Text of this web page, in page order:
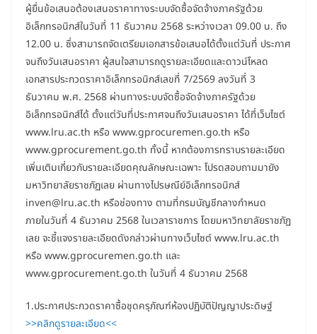
ผู้ยื่นข้อเสนอต้องเสนอราคาทางระบบจัดซื้อจัดจ้างภาครัฐด้วย
อิเล็กทรอนิกส์ในวันที่ 11 ธันวาคม 2568 ระหว่างเวลา 09.00 น. ถึง
12.00 น. ซึ่งสามารถจัดเตรียมเอกสารข้อเสนอได้ตั้งแต่วันที่ ประกาศ
จนถึงวันเสนอราคา ผู้สนใจสามารถดูรายละเอียดและดาวน์โหลด
เอกสารประกวดราคาอิเล็กทรอนิกส์เลขที่ 7/2569 ลงวันที่ 3
ธันวาคม พ.ศ. 2568 ผ่านทางระบบจัดซื้อจัดจ้างภาครัฐด้วย
อิเล็กทรอนิกส์ได้ ตั้งแต่วันที่ประกาศจนถึงวันเสนอราคา ได้ที่เว็บไซต์
www.lru.ac.th หรือ www.gprocuremen.go.th หรือ
www.gprocurement.go.th ทั้งนี้ หากต้องการทราบรายละเอียด
เพิ่มเติมเกี่ยวกับรายละเอียดคุณลักษณะเฉพาะ โปรดสอบถามมายัง
มหาวิทยาลัยราชภัฏเลย ผ่านทางไปรษณีย์อิเล็กทรอนิกส์
inven@lru.ac.th หรือช่องทาง ตามที่กรมบัญชีกลางกำหนด
ภายในวันที่ 4 ธันวาคม 2568 ในเวลาราชการ โดยมหาวิทยาลัยราชภัฏ
เลย จะชี้แจงรายละเอียดดังกล่าวผ่านทางเว็บไซต์ www.lru.ac.th
หรือ www.gprocuremen.go.th และ
www.gprocurement.go.th ในวันที่ 4 ธันวาคม 2568
1.ประกาศประกวดราคาซื้อชุดครุภัณฑ์ห้องปฏิบัติปัญญาประดิษฐ์
>>คลิกดูรายละเอียด<<